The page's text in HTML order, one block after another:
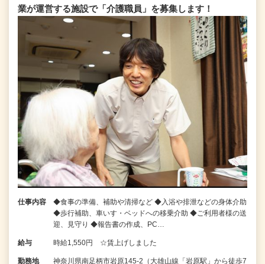
業が運営する施設で「介護職員」を募集します！
仕事内容
◆食事の準備、補助や清掃など ◆入浴や排泄などの身体介助
◆歩行補助、車いす・ベッドへの移乗介助 ◆ご利用者様の送
迎、見守り ◆報告書の作成、PC…
給与 時給1,550円 ☆賃上げしました
勤務地 神奈川県南足柄市岩原145-2（大雄山線「岩原駅」から徒歩7